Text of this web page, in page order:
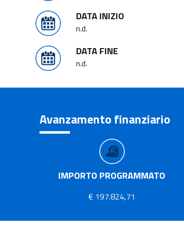
DATA INIZIO
n.d.
DATA FINE
n.d.
Avanzamento finanziario
IMPORTO PROGRAMMATO
€ 197.824,71